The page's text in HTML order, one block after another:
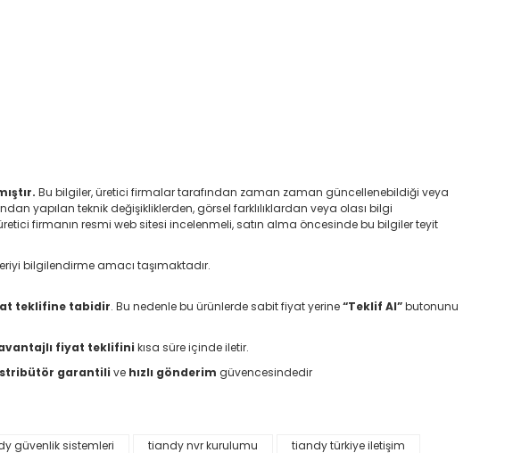
Bu bilgiler, üretici firmalar tarafından zaman zaman güncellenebildiği veya
yapılan teknik değişikliklerden, görsel farklılıklardan veya olası bilgi
firmanın resmi web sitesi incelenmeli, satın alma öncesinde bu bilgiler teyit
bilgilendirme amacı taşımaktadır.
teklifine tabidir. Bu nedenle bu ürünlerde sabit fiyat yerine“Teklif Al”butonunu
fiyat teklifini kısa süre içinde iletir.
garantili ve hızlı gönderim güvencesindedir
güvenlik sistemleri tiandy nvr kurulumu
tiandy türkiye iletişim